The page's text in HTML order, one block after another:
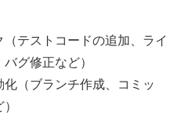
テストコードの追加、ライ
グ修正など）
（ブランチ作成、コミッ